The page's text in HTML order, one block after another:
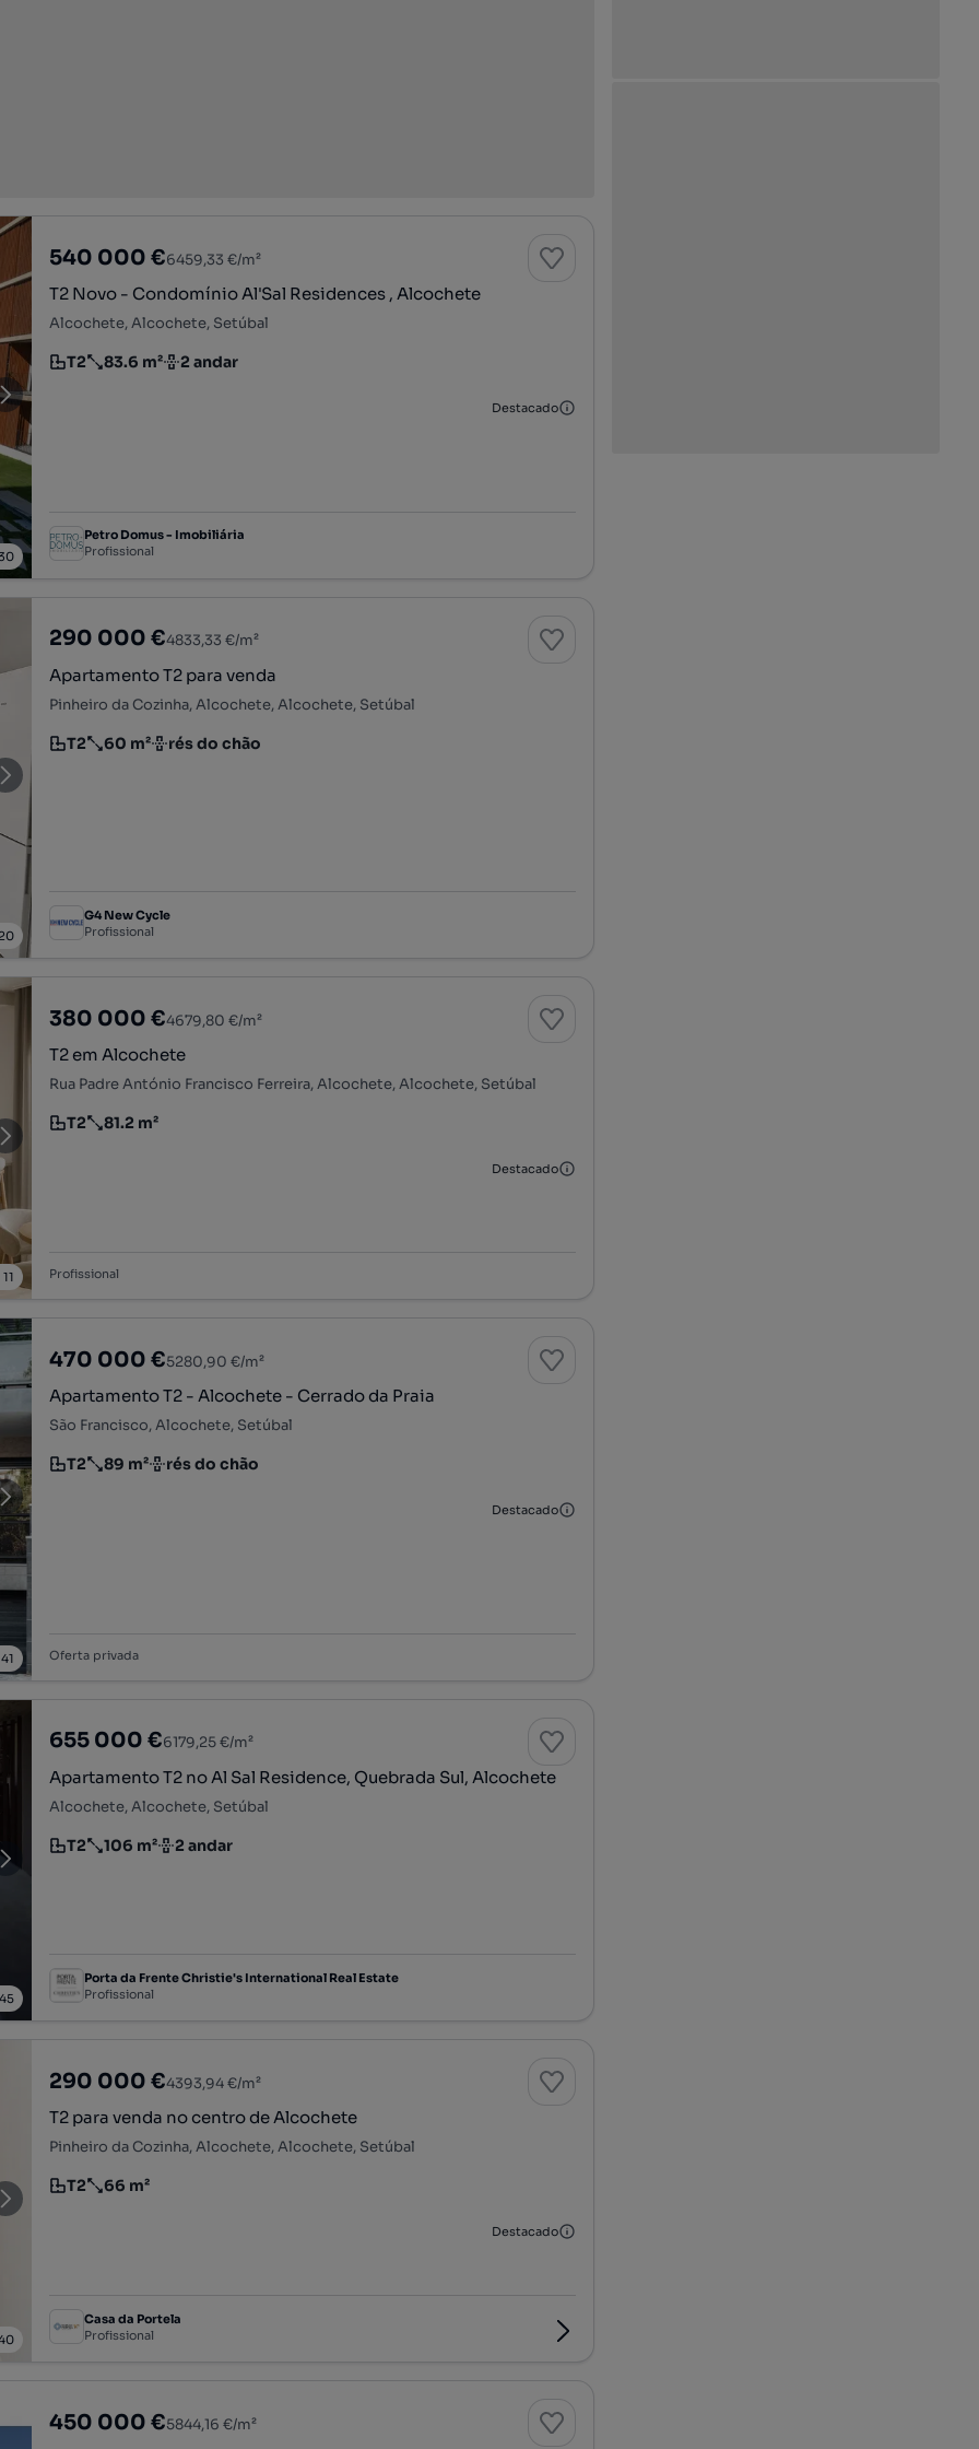
540 000 €6459,33 €/m²
T2 Novo - Condomínio Al'Sal Residences , Alcochete
Alcochete, Alcochete, Setúbal
Tipologia
T2
Preço por metro quadrado
83.6 m²
Andar 2 andar
Destacado
Petro Domus - Imobiliária
Profissional
290 000 €4833,33 €/m²
Apartamento T2 para venda
Pinheiro da Cozinha, Alcochete, Alcochete, Setúbal
Tipologia
T2
Preço por metro quadrado
60 m²
Andar rés do chão
G4 New Cycle
Profissional
11
380 000 €4679,80 €/m²
T2 em Alcochete
Rua Padre António Francisco Ferreira, Alcochete, Alcochete, Setúbal
Tipologia
T2
Preço por metro quadrado
81.2 m²
Destacado
Profissional
41
470 000 €5280,90 €/m²
Apartamento T2 - Alcochete - Cerrado da Praia
São Francisco, Alcochete, Setúbal
Tipologia
T2
Preço por metro quadrado
89 m²
Andar rés do chão
Destacado
Oferta privada
45
655 000 €6179,25 €/m²
Apartamento T2 no Al Sal Residence, Quebrada Sul, Alcochete
Alcochete, Alcochete, Setúbal
Tipologia
T2
Preço por metro quadrado
106 m²
Andar 2 andar
Porta da Frente Christie's International Real Estate
Profissional
290 000 €4393,94 €/m²
T2 para venda no centro de Alcochete
Pinheiro da Cozinha, Alcochete, Alcochete, Setúbal
Tipologia
T2
Preço por metro quadrado
66 m²
Destacado
Casa da Portela
Profissional
450 000 €5844,16 €/m²